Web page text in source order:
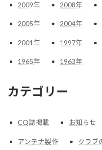
2009年 2008年
2005年 2004年
2001年 1997年
1965年 1963年
カテゴリー
CQ誌掲載 お知らせ
アンテナ製作 クラブ